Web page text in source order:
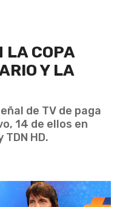
LA COPA
Y LA
de TV de paga
14 de ellos en
HD.